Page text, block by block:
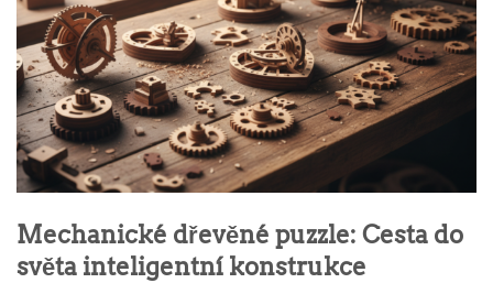
Mechanické dřevěné puzzle: Cesta do
světa inteligentní konstrukce